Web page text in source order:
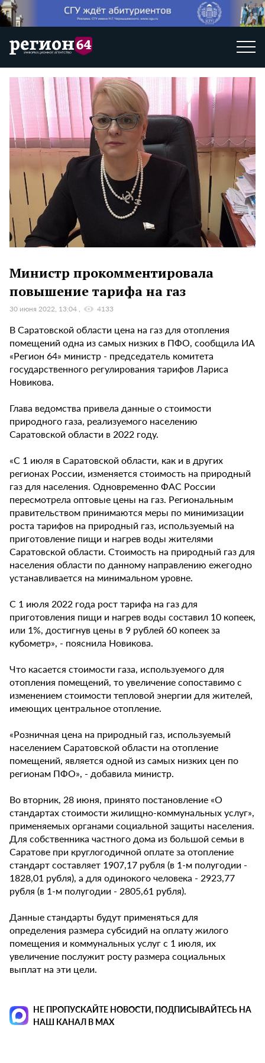
Министр прокомментировала
повышение тарифа на газ
30 июня 2022, 13:04 4133
В Саратовской области цена на газ для отопления
помещений одна из самых низких в ПФО, сообщила ИА
«Регион 64» министр - председатель комитета
государственного регулирования тарифов Лариса
Новикова.
Глава ведомства привела данные о стоимости
природного газа, реализуемого населению
Саратовской области в 2022 году.
«С 1 июля в Саратовской области, как и в других
регионах России, изменяется стоимость на природный
газ для населения. Одновременно ФАС России
пересмотрела оптовые цены на газ. Региональным
правительством принимаются меры по минимизации
роста тарифов на природный газ, используемый на
приготовление пищи и нагрев воды жителями
Саратовской области. Стоимость на природный газ для
населения области по данному направлению ежегодно
устанавливается на минимальном уровне.
С 1 июля 2022 года рост тарифа на газ для
приготовления пищи и нагрев воды составил 10 копеек,
или 1%, достигнув цены в 9 рублей 60 копеек за
кубометр», - пояснила Новикова.
Что касается стоимости газа, используемого для
отопления помещений, то увеличение сопоставимо с
изменением стоимости тепловой энергии для жителей,
имеющих центральное отопление.
«Розничная цена на природный газ, используемый
населением Саратовской области на отопление
помещений, является одной из самых низких цен по
регионам ПФО», - добавила министр.
Во вторник, 28 июня, принято постановление «О
стандартах стоимости жилищно-коммунальных услуг»,
применяемых органами социальной защиты населения.
Для собственника частного дома из большой семьи в
Саратове при круглогодичной оплате за отопление
стандарт составляет 1907,17 рубля (в 1-м полугодии -
1828,01 рубля), а для одинокого человека - 2923,77
рубля (в 1-м полугодии - 2805,61 рубля).
Данные стандарты будут применяться для
определения размера субсидий на оплату жилого
помещения и коммунальных услуг с 1 июля, их
увеличение послужит росту размера социальных
выплат на эти цели.
НЕ ПРОПУСКАЙТЕ НОВОСТИ, ПОДПИСЫВАЙТЕСЬ НА
НАШ КАНАЛ В MAX